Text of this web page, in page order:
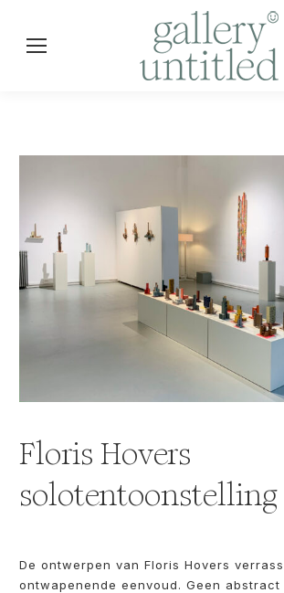
Floris Hovers
solotentoonstelling
De ontwerpen van Floris Hovers
ontwapenende eenvoud. Geen abstract